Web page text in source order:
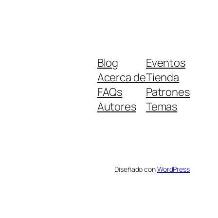
Blog
Acerca de
FAQs
Autores
Eventos
Tienda
Patrones
Temas
Diseñado conWordPress